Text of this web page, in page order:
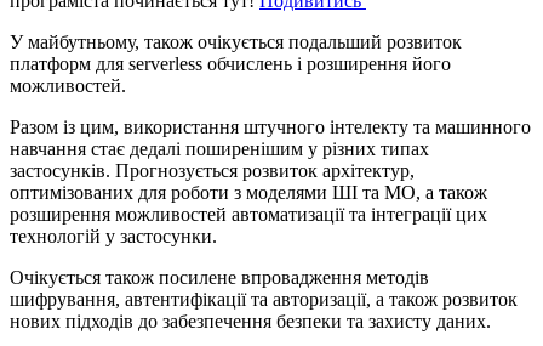
У майбутньому, також очікується подальший розвиток
платформ для serverless обчислень і розширення його
можливостей.
Разом із цим, використання штучного інтелекту та машинного
навчання стає дедалі поширенішим у різних типах
застосунків. Прогнозується розвиток архітектур,
оптимізованих для роботи з моделями ШІ та МО, а також
розширення можливостей автоматизації та інтеграції цих
технологій у застосунки.
Очікується також посилене впровадження методів
шифрування, автентифікації та авторизації, а також розвиток
нових підходів до забезпечення безпеки та захисту даних.